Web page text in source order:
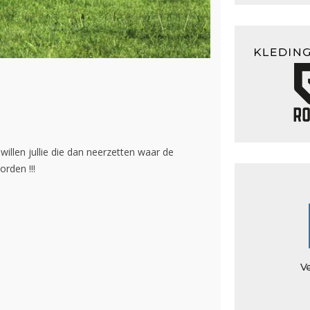
jullie die dan neerzetten waar de
!!!